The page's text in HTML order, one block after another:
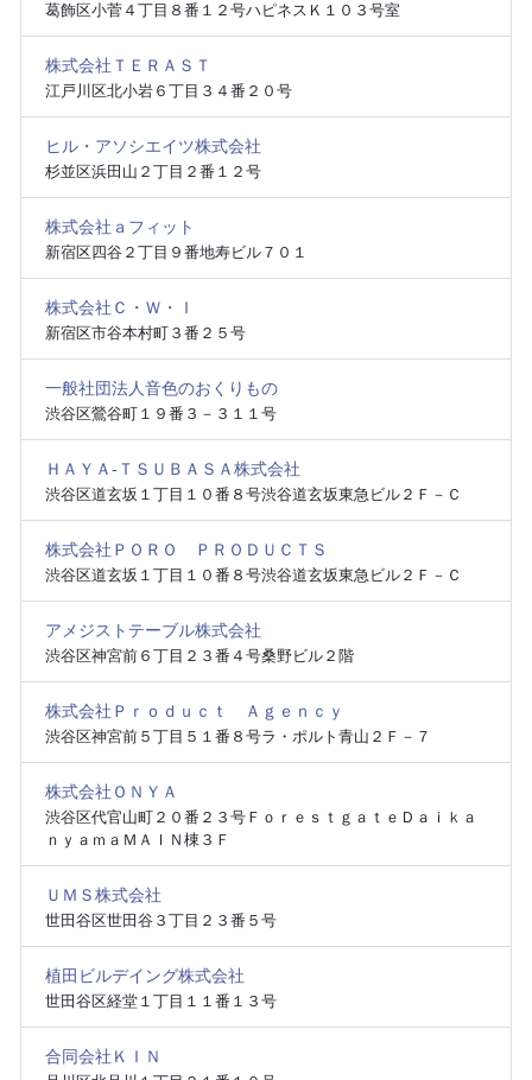
葛飾区小菅４丁目８番１２号ハピネスＫ１０３号室
株式会社ＴＥＲＡＳＴ
江戸川区北小岩６丁目３４番２０号
ヒル・アソシエイツ株式会社
杉並区浜田山２丁目２番１２号
株式会社ａフィット
新宿区四谷２丁目９番地寿ビル７０１
株式会社Ｃ・Ｗ・Ｉ
新宿区市谷本村町３番２５号
一般社団法人音色のおくりもの
渋谷区鶯谷町１９番３－３１１号
ＨＡＹＡ‐ＴＳＵＢＡＳＡ株式会社
渋谷区道玄坂１丁目１０番８号渋谷道玄坂東急ビル２Ｆ－Ｃ
株式会社ＰＯＲＯ ＰＲＯＤＵＣＴＳ
渋谷区道玄坂１丁目１０番８号渋谷道玄坂東急ビル２Ｆ－Ｃ
アメジストテーブル株式会社
渋谷区神宮前６丁目２３番４号桑野ビル２階
株式会社Ｐｒｏｄｕｃｔ Ａｇｅｎｃｙ
渋谷区神宮前５丁目５１番８号ラ・ポルト青山２Ｆ－７
株式会社ＯＮＹＡ
渋谷区代官山町２０番２３号ＦｏｒｅｓｔｇａｔｅＤａｉｋａ
ｎｙａｍａＭＡＩＮ棟３Ｆ
ＵＭＳ株式会社
世田谷区世田谷３丁目２３番５号
植田ビルデイング株式会社
世田谷区経堂１丁目１１番１３号
合同会社ＫＩＮ